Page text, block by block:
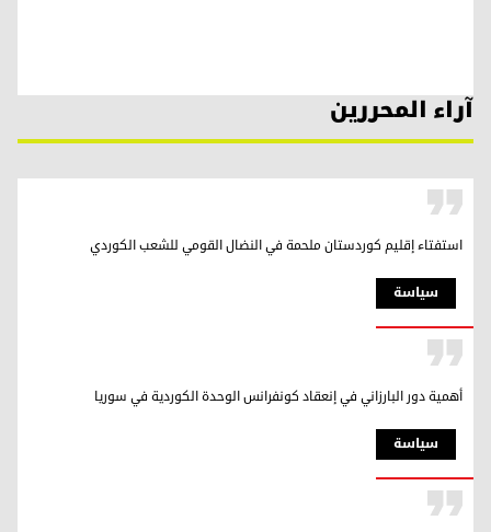
آراء المحررين
سیاسة
استفتاء إقليم كوردستان ملحمة في النضال القومي للشعب الكوردي
سیاسة
أهمية دور البارزاني في إنعقاد كونفرانس الوحدة الكوردية في سوريا